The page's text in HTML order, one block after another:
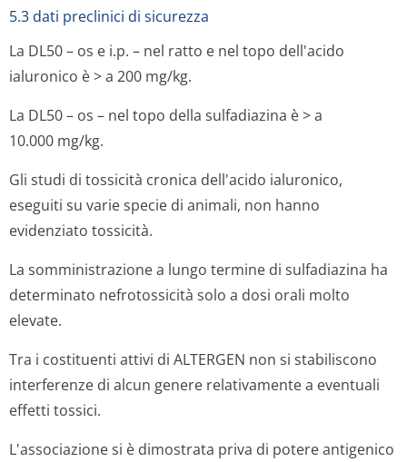
5.3 dati preclinici di sicurezza
La DL50 – os e i.p. – nel ratto e nel topo dell'acido
ialuronico è > a 200 mg/kg.
La DL50 – os – nel topo della sulfadiazina è > a
10.000 mg/kg.
Gli studi di tossicità cronica dell'acido ialuronico,
eseguiti su varie specie di animali, non hanno
evidenziato tossicità.
La somministrazione a lungo termine di sulfadiazina ha
determinato nefrotossicità solo a dosi orali molto
elevate.
Tra i costituenti attivi di ALTERGEN non si stabiliscono
interferenze di alcun genere relativamente a eventuali
effetti tossici.
L'associazione si è dimostrata priva di potere antigenico